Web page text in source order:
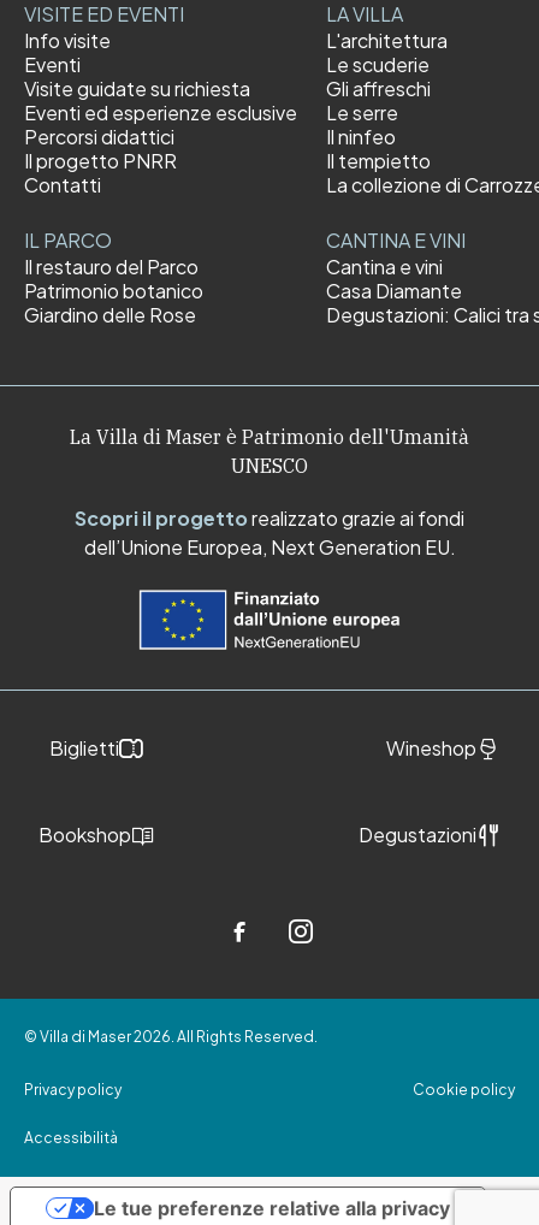
VISITE ED EVENTI
Info visite
Eventi
Visite guidate su richiesta
Eventi ed esperienze esclusive
Percorsi didattici
Il progetto PNRR
Contatti
LA VILLA
L'architettura
Le scuderie
Gli affreschi
Le serre
Il ninfeo
Il tempietto
La collezione di
IL PARCO
Il restauro del Parco
Patrimonio botanico
Giardino delle Rose
CANTINA E VINI
Cantina e vini
Casa Diamante
Degustazioni: Calici tra
La Villa di Maser è Patrimonio dell'Umanità
UNESCO
Scopri il progettorealizzato grazie ai fondi
dell’Unione Europea, Next Generation EU.
Biglietti Wineshop
Bookshop Degustazioni
© Villa di Maser 2026. All Rights Reserved.
Privacy policy Cookie policy
Accessibilità
Le tue preferenze relative alla privacy